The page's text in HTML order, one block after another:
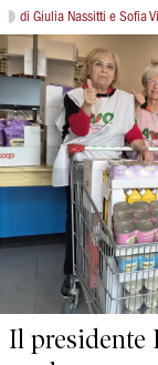
di Giulia Nassitti e Sofia
Il presidente